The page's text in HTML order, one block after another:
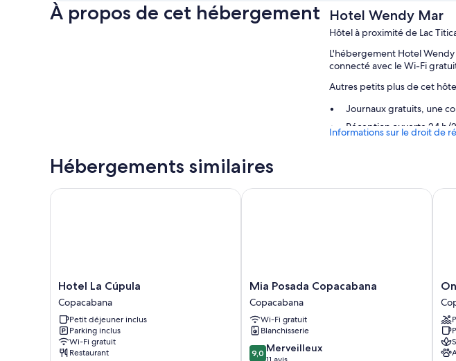
À propos de cet hébergement Hotel Wendy Mar
Hôtel à proximité de Lac
L'hébergement Hotel
connecté avec le Wi-Fi
Autres petits plus de cet
Journaux gratuits, une
Réception ouverte 24
ordinateur portable, en plus
Informations sur le droit de
Hébergements similaires
Hotel
La
Cúpula
Copacabana
Hotel La Cúpula
Copacabana
Petit déjeuner inclus
Parking inclus
Wi-Fi gratuit
Restaurant
Hotel La Cúpula
Mia
Posada
Copacabana
Copacabana
Mia Posada Copacabana
Copacabana
Wi-Fi gratuit
Blanchisserie
9.0
9,0 Merveilleux
Mia Posada Copacabana
Inn